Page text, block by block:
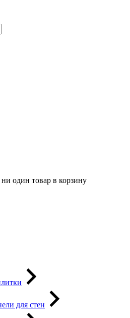
один товар в корзину
для стен